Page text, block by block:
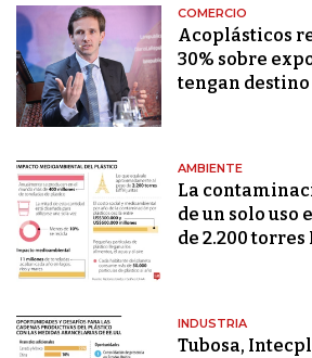
COMERCIO
Acoplásticos
30% sobre
tengan destino
AMBIENTE
La
de un solo uso
de 2.200 torres
INDUSTRIA
Tubosa,